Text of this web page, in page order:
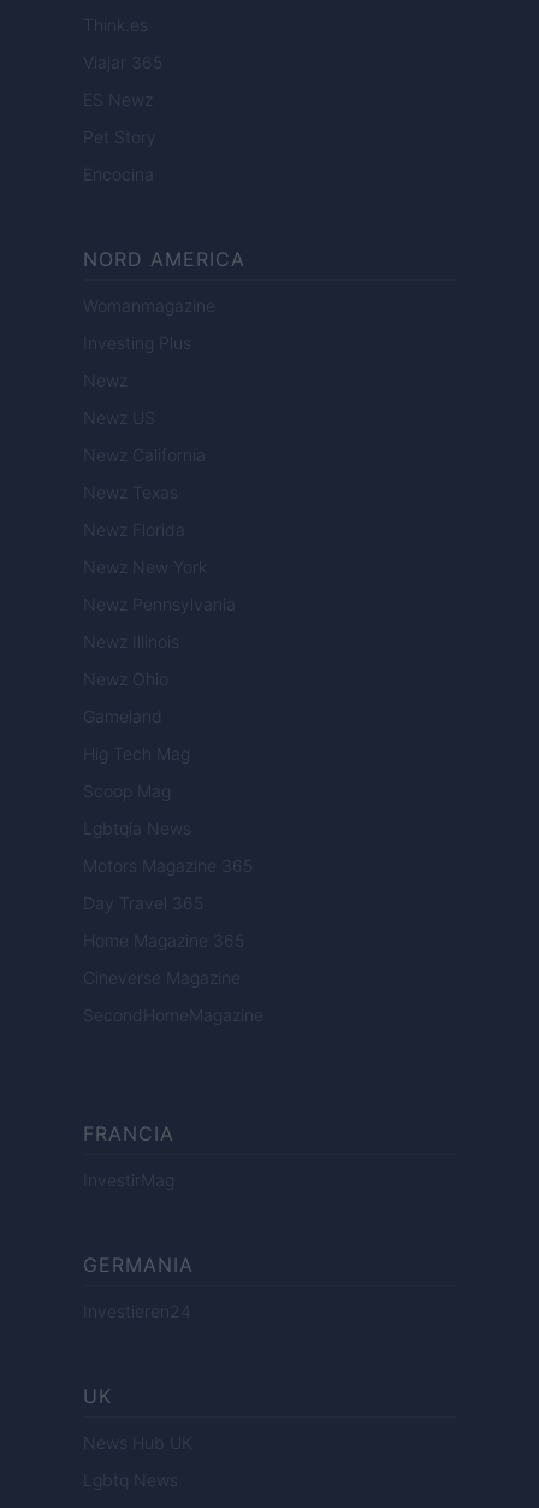
Think.es
Viajar 365
ES Newz
Pet Story
Encocina
NORD AMERICA
Womanmagazine
Investing Plus
Newz
Newz US
Newz California
Newz Texas
Newz Florida
Newz New York
Newz Pennsylvania
Newz Illinois
Newz Ohio
Gameland
Hig Tech Mag
Scoop Mag
Lgbtqia News
Motors Magazine 365
Day Travel 365
Home Magazine 365
Cineverse Magazine
SecondHomeMagazine
FRANCIA
InvestirMag
GERMANIA
Investieren24
UK
News Hub UK
Lgbtq News